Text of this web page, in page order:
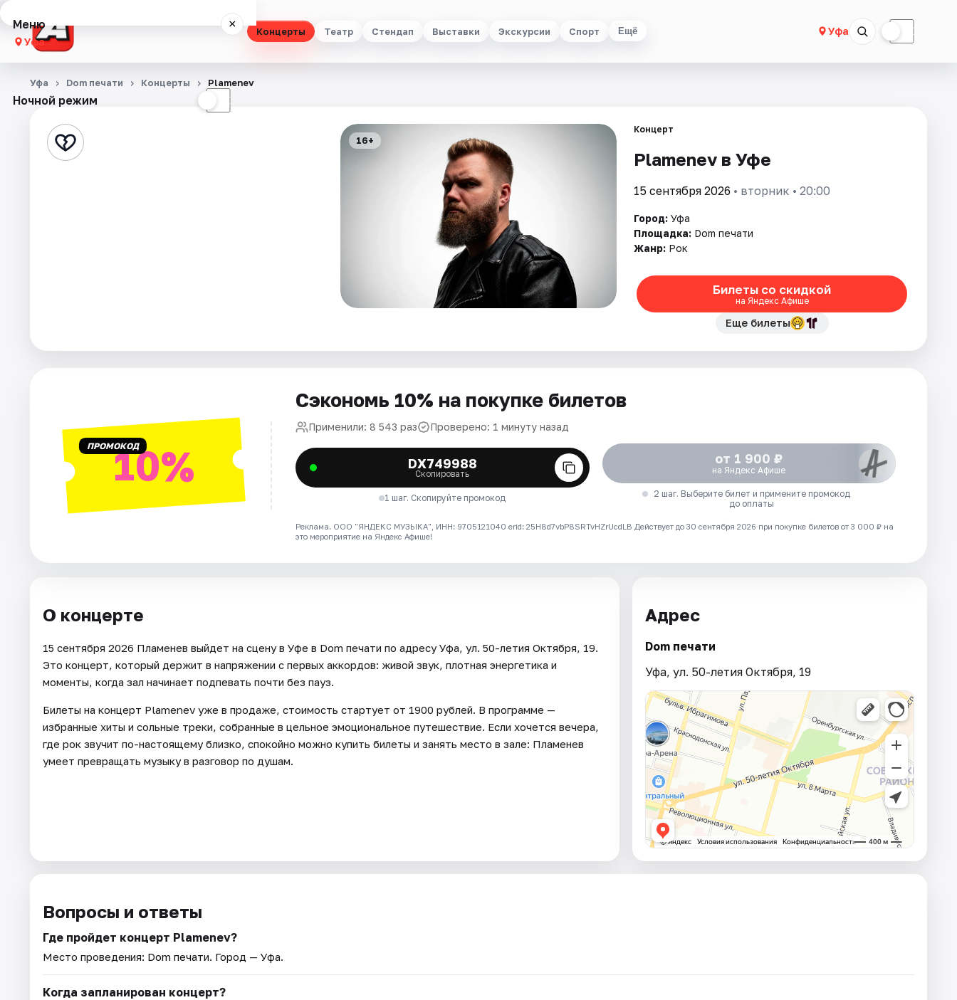
Концерты Театр Стендап Выставки Экскурсии Спорт Ещё Уфа ☾
Меню ×
Уфа
Концерты
Стендап
Ночной режим ☾
Уфа Dom печати Концерты Plamenev
16+
Концерт
Plamenev в Уфе
15 сентября 2026 • вторник • 20:00
Город: Уфа
Площадка: Dom печати
Жанр: Рок
Билеты со скидкой
на Яндекс Афише
Еще билеты
ПРОМОКОД10%
Сэкономь 10% на покупке билетов
Применили: 8 543 раз Проверено: 1 минуту назад
DX749988
Скопировать
1 шаг. Скопируйте промокод
от 1 900 ₽
на Яндекс Афише
2 шаг. Выберите билет и примените промокод
до оплаты
Реклама. ООО "ЯНДЕКС МУЗЫКА", ИНН: 9705121040 erid: 25H8d7vbP8SRTvHZrUcdLB Действует до 30 сентября 2026 при покупке билетов от 3 000 ₽ на
это мероприятие на Яндекс Афише!
О концерте
15 сентября 2026 Пламенев выйдет на сцену в Уфе в Dom печати по адресу Уфа, ул. 50-летия Октября, 19.
Это концерт, который держит в напряжении с первых аккордов: живой звук, плотная энергетика и
моменты, когда зал начинает подпевать почти без пауз.
Билеты на концерт Plamenev уже в продаже, стоимость стартует от 1900 рублей. В программе —
избранные хиты и сольные треки, собранные в цельное эмоциональное путешествие. Если хочется вечера,
где рок звучит по-настоящему близко, спокойно можно купить билеты и занять место в зале: Пламенев
умеет превращать музыку в разговор по душам.
Адрес
Dom печати
Уфа, ул. 50-летия Октября, 19
Вопросы и ответы
Где пройдет концерт Plamenev?
Место проведения: Dom печати. Город — Уфа.
Когда запланирован концерт?